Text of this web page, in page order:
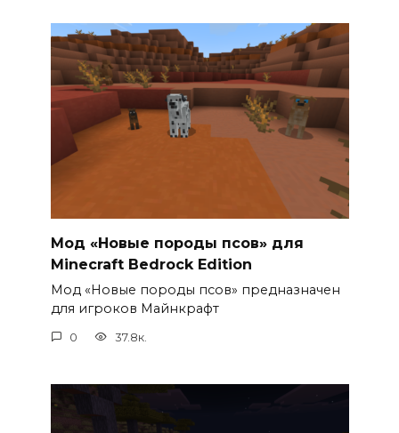
Мод «Новые породы псов» для
Minecraft Bedrock Edition
Мод «Новые породы псов» предназначен
для игроков Майнкрафт
0 37.8к.